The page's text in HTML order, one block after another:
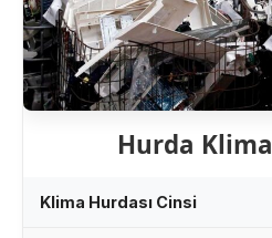
Hurda Klima
Klima Hurdası Cinsi